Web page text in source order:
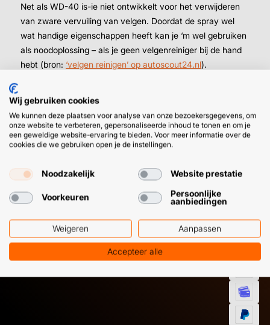
Net als WD-40 is-ie niet ontwikkelt voor het verwijderen
van zware vervuiling van velgen. Doordat de spray wel
wat handige eigenschappen heeft kan je ‘m wel gebruiken
als noodoplossing – als je geen velgenreiniger bij de hand
hebt (bron: ‘velgen reinigen’ op autoscout24.nl).
Klantenservice
7224
WhatsApp
12 09 51
EN SNEL
Wij gebruiken cookies
We kunnen deze plaatsen voor analyse van onze bezoekersgegevens, om
onze website te verbeteren, gepersonaliseerde inhoud te tonen en om je
een geweldige website-ervaring te bieden. Voor meer informatie over de
cookies die we gebruiken open je de instellingen.
Noodzakelijk Website prestatie
Voorkeuren
Persoonlijke
aanbiedingen
Weigeren Aanpassen
Accepteer alle